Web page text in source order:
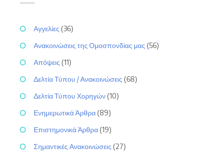
Αγγελίες (36)
Ανακοινώσεις της Ομοσπονδίας μας (56)
Απόψεις (11)
Δελτία Τύπου / Ανακοινώσεις (68)
Δελτία Τύπου Χορηγών (10)
Ενημερωτικά Άρθρα (89)
Επιστημονικά Άρθρα (19)
Σημαντικές Ανακοινώσεις (27)